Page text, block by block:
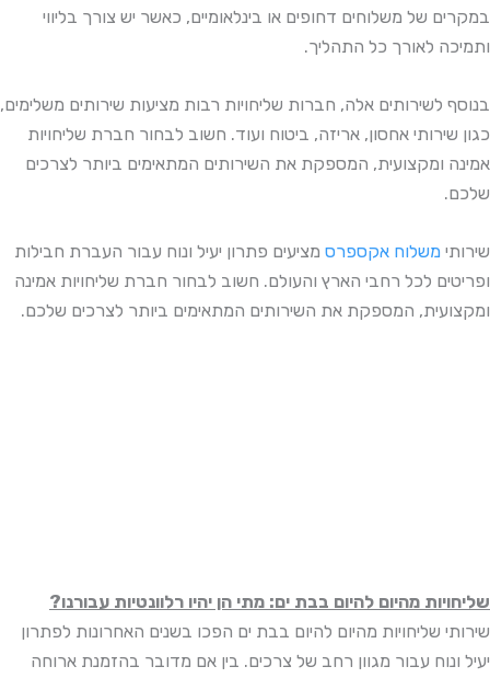
במקרים של משלוחים דחופים או בינלאומיים, כאשר יש צורך בליווי
ותמיכה לאורך כל התהליך.
בנוסף לשירותים אלה, חברות שליחויות רבות מציעות שירותים משלימים,
כגון שירותי אחסון, אריזה, ביטוח ועוד. חשוב לבחור חברת שליחויות
אמינה ומקצועית, המספקת את השירותים המתאימים ביותר לצרכים
שלכם.
שירותי משלוח אקספרס מציעים פתרון יעיל ונוח עבור העברת חבילות
ופריטים לכל רחבי הארץ והעולם. חשוב לבחור חברת שליחויות אמינה
ומקצועית, המספקת את השירותים המתאימים ביותר לצרכים שלכם.
שליחויות מהיום להיום בבת ים: מתי הן יהיו רלוונטיות עבורנו?
שירותי שליחויות מהיום להיום בבת ים הפכו בשנים האחרונות לפתרון
יעיל ונוח עבור מגוון רחב של צרכים. בין אם מדובר בהזמנת ארוחה